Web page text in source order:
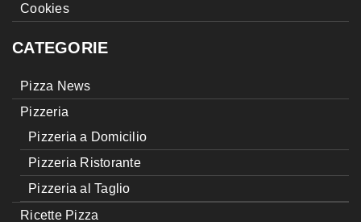
Cookies
CATEGORIE
Pizza News
Pizzeria
Pizzeria a Domicilio
Pizzeria Ristorante
Pizzeria al Taglio
Ricette Pizza